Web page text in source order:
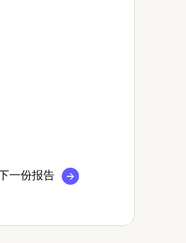
下一份报告